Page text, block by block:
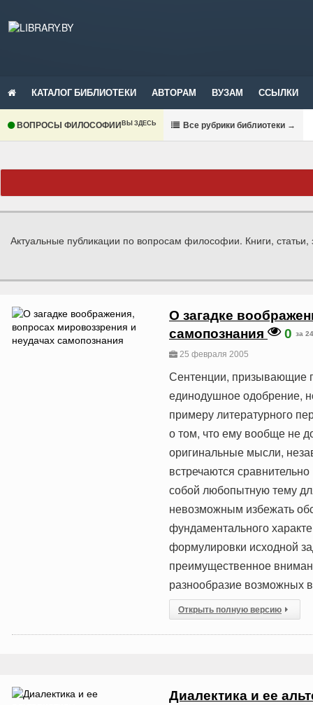
КАТАЛОГ БИБЛИОТЕКИ АВТОРАМ ВУЗАМ ССЫЛКИ
ВОПРОСЫ ФИЛОСОФИИВЫ ЗДЕСЬ Все рубрики библиотеки →
Актуальные публикации по вопросам философии. Книги, статьи,
О загадке
самопознания
0 за
25 февраля 2005
Сентенции, призывающие
единодушное одобрение,
примеру литературного
о том, что ему вообще не
оригинальные мысли,
встречаются
собой любопытную тему
невозможным избежать
фундаментального
формулировки исходной
преимущественное
разнообразие возможных
Открыть полную версию
Диалектика и ее